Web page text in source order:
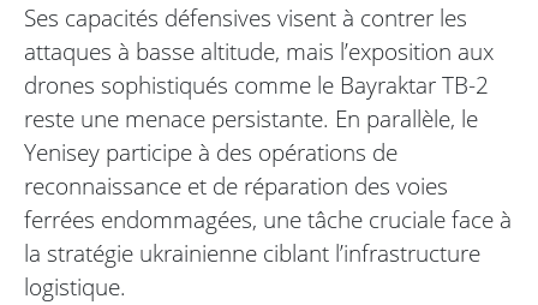
Ses capacités défensives visent à contrer les
attaques à basse altitude, mais l’exposition aux
drones sophistiqués comme le Bayraktar TB-2
reste une menace persistante. En parallèle, le
Yenisey participe à des opérations de
reconnaissance et de réparation des voies
ferrées endommagées, une tâche cruciale face à
la stratégie ukrainienne ciblant l’infrastructure
logistique.